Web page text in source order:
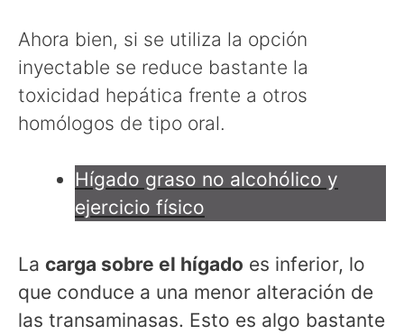
Ahora bien, si se utiliza la opción
inyectable se reduce bastante la
toxicidad hepática frente a otros
homólogos de tipo oral.
Hígado graso no alcohólico y
ejercicio físico
La carga sobre el hígado es inferior, lo
que conduce a una menor alteración de
las transaminasas. Esto es algo bastante